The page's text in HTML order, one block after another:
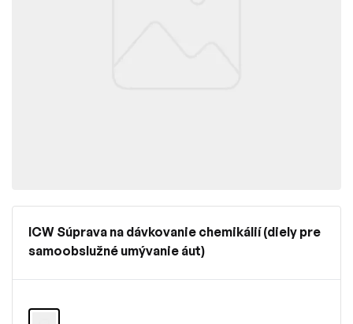
ICW Súprava na dávkovanie chemikálií (diely pre
samoobslužné umývanie áut)